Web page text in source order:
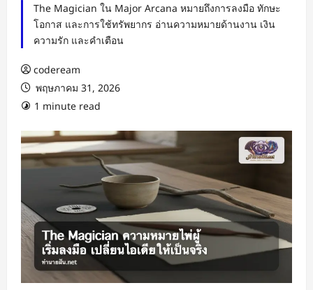
The Magician ใน Major Arcana หมายถึงการลงมือ ทักษะ
โอกาส และการใช้ทรัพยากร อ่านความหมายด้านงาน เงิน
ความรัก และคำเตือน
codeream
พฤษภาคม 31, 2026
1 minute read